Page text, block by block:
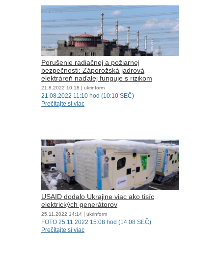
Porušenie radiačnej a požiarnej
bezpečnosti: Záporožská jadrová
elektráreň naďalej funguje s rizikom
21.8.2022 10:18 | ukrinform
21.08.2022 11:10 hod (10:10 SEČ)
Prečítajte si viac
USAID dodalo Ukrajine viac ako tisíc
elektrických generátorov
25.11.2022 14:14 | ukrinform
FOTO 25.11.2022 15:08 hod (14:08 SEČ)
Prečítajte si viac